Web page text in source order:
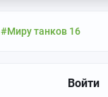
#Миру танков 16
Войти